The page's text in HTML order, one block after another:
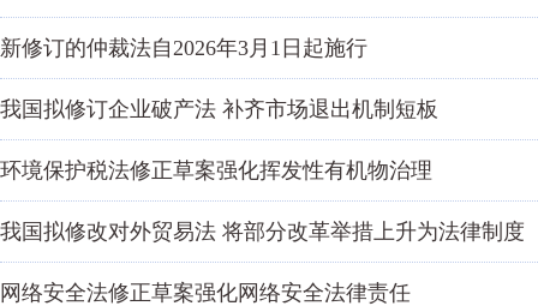
新修订的仲裁法自2026年3月1日起施行
我国拟修订企业破产法 补齐市场退出机制短板
环境保护税法修正草案强化挥发性有机物治理
我国拟修改对外贸易法 将部分改革举措上升为法律制度
网络安全法修正草案强化网络安全法律责任